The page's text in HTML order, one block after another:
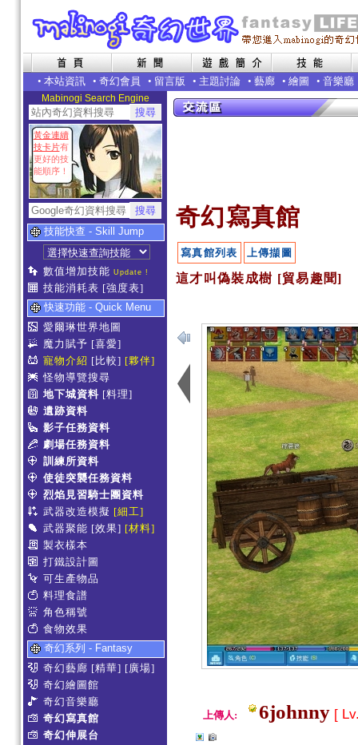
• 本站資訊 • 奇幻會員 • 留言版 • 主題討論 • 藝廊 • 繪圖 • 音樂廳
Mabinogi Search Engine
黃金連續
技卡片有
更好的技
能順序！
技能快查 - Skill Jump
數值增加技能 Update !
技能消耗表 [強度表]
快速功能 - Quick Menu
愛爾琳世界地圖
魔力賦予 [喜愛]
寵物介紹 [比較] [夥伴]
怪物導覽搜尋
地下城資料 [料理]
遺跡資料
影子任務資料
劇場任務資料
訓練所資料
使徒突襲任務資料
烈焰見習騎士團資料
武器改造模擬 [細工]
武器聚能 [效果] [材料]
製衣樣本
打鐵設計圖
可生產物品
料理食譜
角色稱號
食物效果
奇幻系列 - Fantasy
奇幻藝廊 [精華] [廣場]
奇幻繪圖館
奇幻音樂廳
奇幻寫真館
奇幻伸展台
奇幻寫真館
寫真館列表 上傳擷圖
這才叫偽裝成樹 [貿易趣聞]
上傳人: 6johnny [